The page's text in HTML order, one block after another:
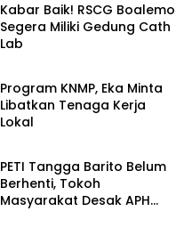
Kabar Baik! RSCG Boalemo
Segera Miliki Gedung Cath
LabBoalemo
Program KNMP, Eka Minta
Libatkan Tenaga Kerja
LokalBoalemo
PETI Tangga Barito Belum
Berhenti, Tokoh
Masyarakat Desak APH